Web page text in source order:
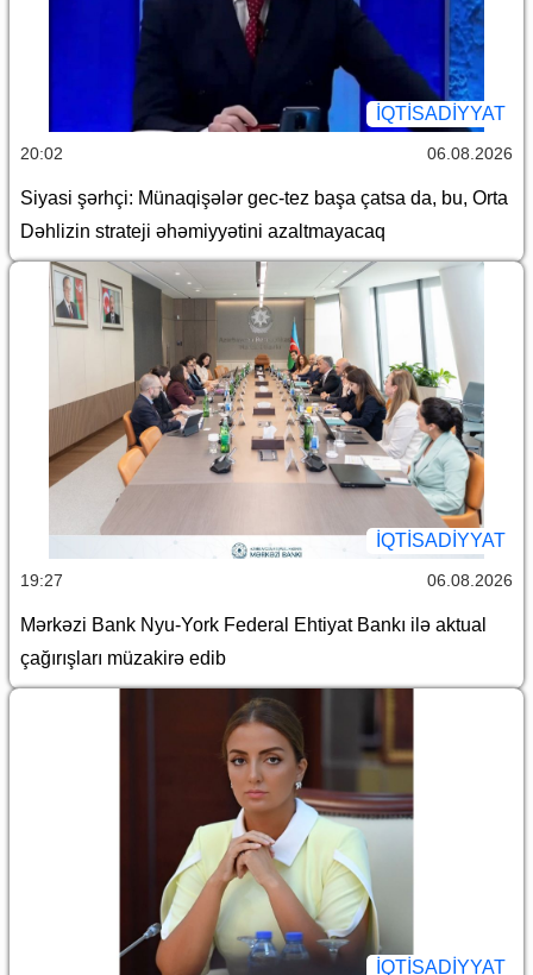
İQTİSADİYYAT
20:02 06.08.2026
Siyasi şərhçi: Münaqişələr gec-tez başa çatsa da, bu, Orta
Dəhlizin strateji əhəmiyyətini azaltmayacaq
İQTİSADİYYAT
19:27 06.08.2026
Mərkəzi Bank Nyu-York Federal Ehtiyat Bankı ilə aktual
çağırışları müzakirə edib
İQTİSADİYYAT